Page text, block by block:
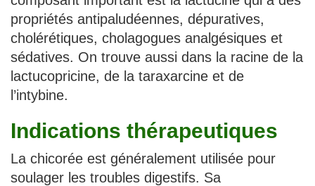
propriétés antipaludéennes, dépuratives,
cholérétiques, cholagogues analgésiques et
sédatives. On trouve aussi dans la racine de la
lactucopricine, de la taraxarcine et de
l’intybine.
Indications thérapeutiques
La chicorée est généralement utilisée pour
soulager les troubles digestifs. Sa